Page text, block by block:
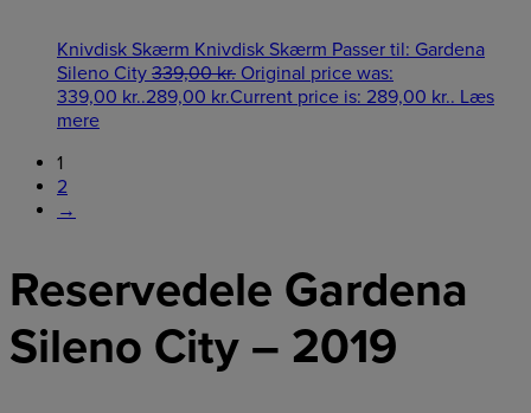
Knivdisk Skærm Knivdisk Skærm Passer til: Gardena
Sileno City 339,00kr. Original price was:
339,00 kr..289,00 kr.Current price is: 289,00 kr.. Læs
mere
1
2
→
Reservedele Gardena
Sileno City – 2019